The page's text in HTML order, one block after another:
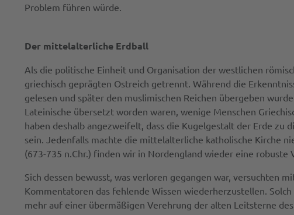
Problem führen würde.
Der mittelalterliche Erdball
Als die politische Einheit und Organisation der westlichen
griechisch geprägten Ostreich getrennt. Während die
gelesen und später den muslimischen Reichen übergeben
Lateinische übersetzt worden waren, wenige Menschen
haben deshalb angezweifelt, dass die Kugelgestalt der Erde zu
sein. Jedenfalls machte die mittelalterliche katholische Kirche
(673-735 n.Chr.) finden wir in Nordengland wieder eine
Sich dessen bewusst, was verloren gegangen war, versuchten
Kommentatoren das fehlende Wissen wiederherzustellen.
mehr auf einer übermäßigen Verehrung der alten Leitsterne